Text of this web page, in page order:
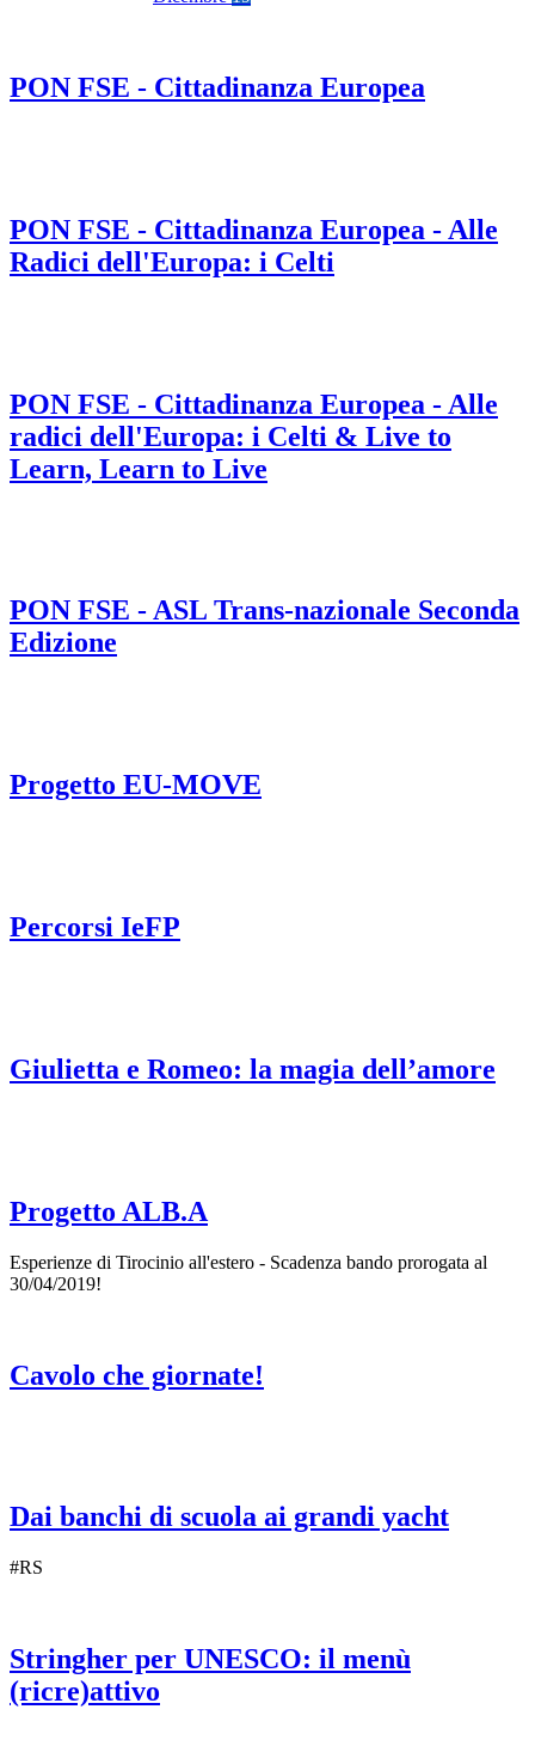
PON FSE - Cittadinanza Europea
PON FSE - Cittadinanza Europea - Alle
Radici dell'Europa: i Celti
PON FSE - Cittadinanza Europea - Alle
radici dell'Europa: i Celti & Live to
Learn, Learn to Live
PON FSE - ASL Trans-nazionale Seconda
Edizione
Progetto EU-MOVE
Percorsi IeFP
Giulietta e Romeo: la magia dell’amore
Progetto ALB.A
Esperienze di Tirocinio all'estero - Scadenza bando prorogata al
30/04/2019!
Cavolo che giornate!
Dai banchi di scuola ai grandi yacht
#RS
Stringher per UNESCO: il menù
(ricre)attivo